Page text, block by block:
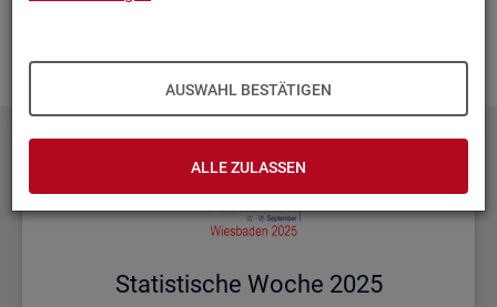
AUSWAHL BESTÄTIGEN
ALLE ZULASSEN
Sta­tis­ti­sche Woche 2025